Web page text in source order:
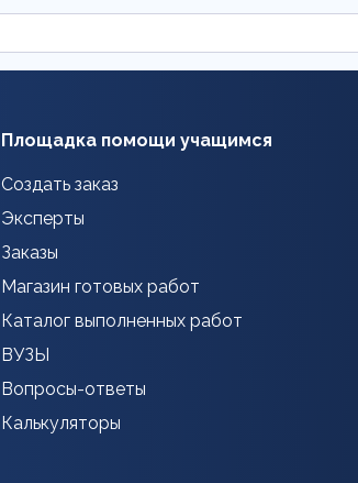
Площадка помощи учащимся
Создать заказ
Эксперты
Заказы
Магазин готовых работ
Каталог выполненных работ
ВУЗЫ
Вопросы-ответы
Калькуляторы